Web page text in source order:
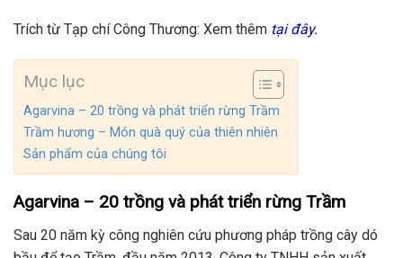
Trích từ Tạp chí Công Thương: Xem thêm tại đây.
Mục lục
Agarvina – 20 trồng và phát triển rừng Trầm
Trầm hương – Món quà quý của thiên nhiên
Sản phẩm của chúng tôi
Agarvina – 20 trồng và phát triển rừng Trầm
Sau 20 năm kỳ công nghiên cứu phương pháp trồng cây dó